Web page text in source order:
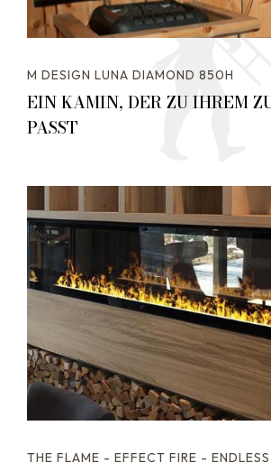
M DESIGN LUNA DIAMOND 850H
EIN KAMIN, DER ZU IHREM
PASST
THE FLAME - EFFECT FIRE - ENDLESS